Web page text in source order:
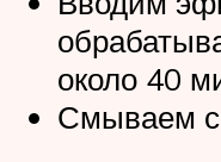
около 40
Смываем